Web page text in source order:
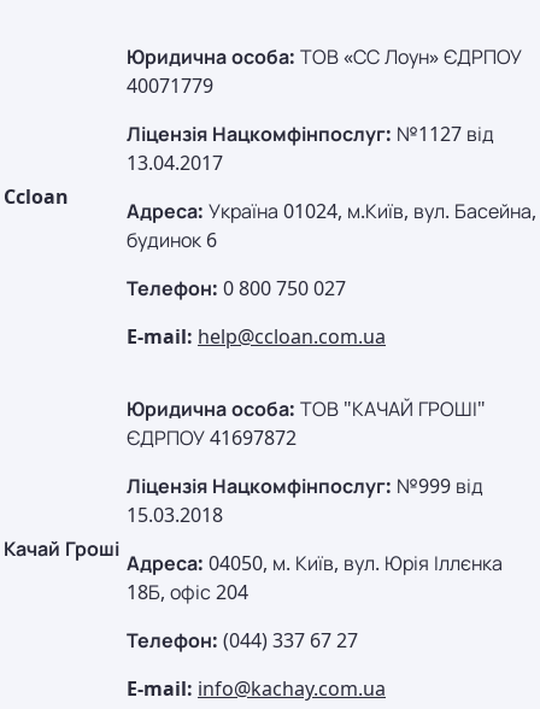
Ccloan
Юридична особа: ТОВ «СС Лоун» ЄДРПОУ
40071779
Ліцензія Нацкомфінпослуг: №1127 від
13.04.2017
Адреса: Україна 01024, м.Київ, вул. Басейна,
будинок 6
Телефон: 0 800 750 027
E-mail: help@ccloan.com.ua
Качай Гроші
Юридична особа: ТОВ "КАЧАЙ ГРОШІ"
ЄДРПОУ 41697872
Ліцензія Нацкомфінпослуг: №999 від
15.03.2018
Адреса: 04050, м. Київ, вул. Юрія Іллєнка
18Б, офіс 204
Телефон: (044) 337 67 27
E-mail: info@kachay.com.ua